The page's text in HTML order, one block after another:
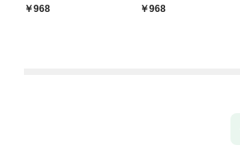
￥968
子新版＞
￥968